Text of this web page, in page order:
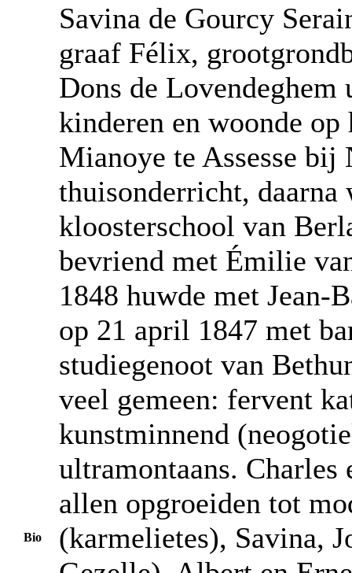
Bio
Savina de Gourcy
graaf Félix,
Dons de
kinderen en woonde
Mianoye te Assesse bij
thuisonderricht, daarna
kloosterschool van
bevriend met Émilie
1848 huwde met Jean-
op 21 april 1847 met
studiegenoot van
veel gemeen: fervent
kunstminnend
ultramontaans.
allen opgroeiden tot
(karmelietes), Savina,